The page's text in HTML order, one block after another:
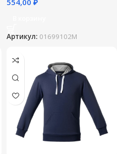
554,00 ₽
Артикул: 01699102M